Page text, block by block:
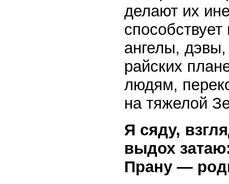
делают их
ангелы,
райских
людям,
на тяжелой
Я сяду,
выдох
Прану —